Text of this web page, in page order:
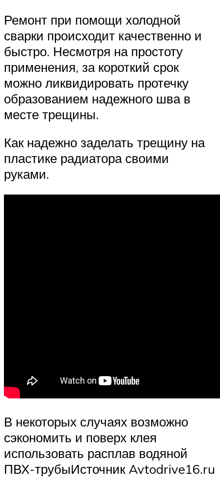
Ремонт при помощи холодной
сварки происходит качественно и
быстро. Несмотря на простоту
применения, за короткий срок
можно ликвидировать протечку
образованием надежного шва в
месте трещины.
Как надежно заделать трещину на
пластике радиатора своими
руками.
В некоторых случаях возможно
сэкономить и поверх клея
использовать расплав водяной
ПВХ-трубыИсточник Avtodrive16.ru